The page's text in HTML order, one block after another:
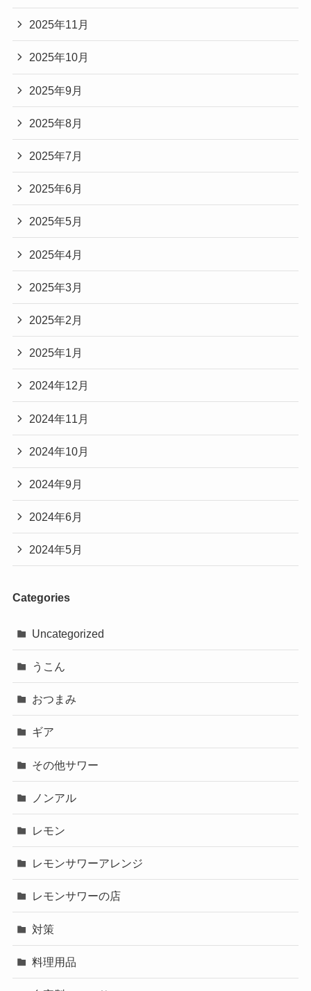
2025年11月
2025年10月
2025年9月
2025年8月
2025年7月
2025年6月
2025年5月
2025年4月
2025年3月
2025年2月
2025年1月
2024年12月
2024年11月
2024年10月
2024年9月
2024年6月
2024年5月
Categories
Uncategorized
うこん
おつまみ
ギア
その他サワー
ノンアル
レモン
レモンサワーアレンジ
レモンサワーの店
対策
料理用品